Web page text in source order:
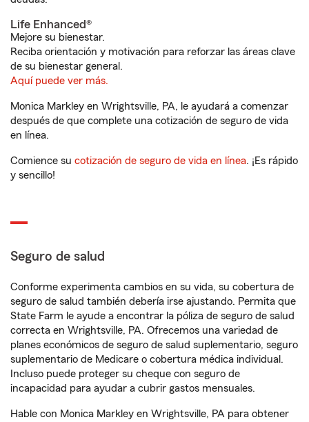
Life Enhanced®
Mejore su bienestar.
Reciba orientación y motivación para reforzar las áreas clave
de su bienestar general.
Aquí puede ver más.
Monica Markley en Wrightsville, PA, le ayudará a comenzar
después de que complete una cotización de seguro de vida
en línea.
Comience su cotización de seguro de vida en línea. ¡Es rápido
y sencillo!
Seguro de salud
Conforme experimenta cambios en su vida, su cobertura de
seguro de salud también debería irse ajustando. Permita que
State Farm le ayude a encontrar la póliza de seguro de salud
correcta en Wrightsville, PA. Ofrecemos una variedad de
planes económicos de seguro de salud suplementario, seguro
suplementario de Medicare o cobertura médica individual.
Incluso puede proteger su cheque con seguro de
incapacidad para ayudar a cubrir gastos mensuales.
Hable con Monica Markley en Wrightsville, PA para obtener